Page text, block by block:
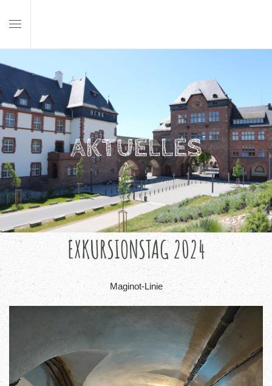
AKTUELLES
EXKURSIONSTAG 2024
Maginot-Linie